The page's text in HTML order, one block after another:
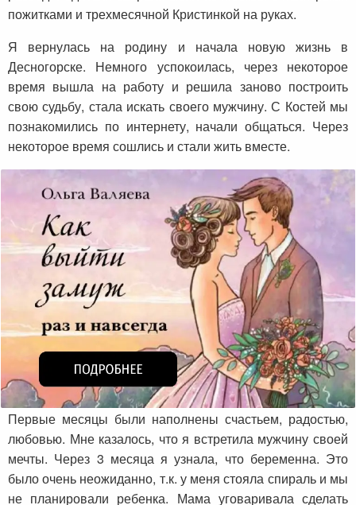
пожитками и трехмесячной Кристинкой на руках.
Я вернулась на родину и начала новую жизнь в
Десногорске. Немного успокоилась, через некоторое
время вышла на работу и решила заново построить
свою судьбу, стала искать своего мужчину. С Костей мы
познакомились по интернету, начали общаться. Через
некоторое время сошлись и стали жить вместе.
Первые месяцы были наполнены счастьем, радостью,
любовью. Мне казалось, что я встретила мужчину своей
мечты. Через 3 месяца я узнала, что беременна. Это
было очень неожиданно, т.к. у меня стояла спираль и мы
не планировали ребенка. Мама уговаривала сделать